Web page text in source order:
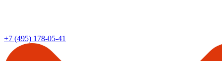
+7 (495) 178-05-41